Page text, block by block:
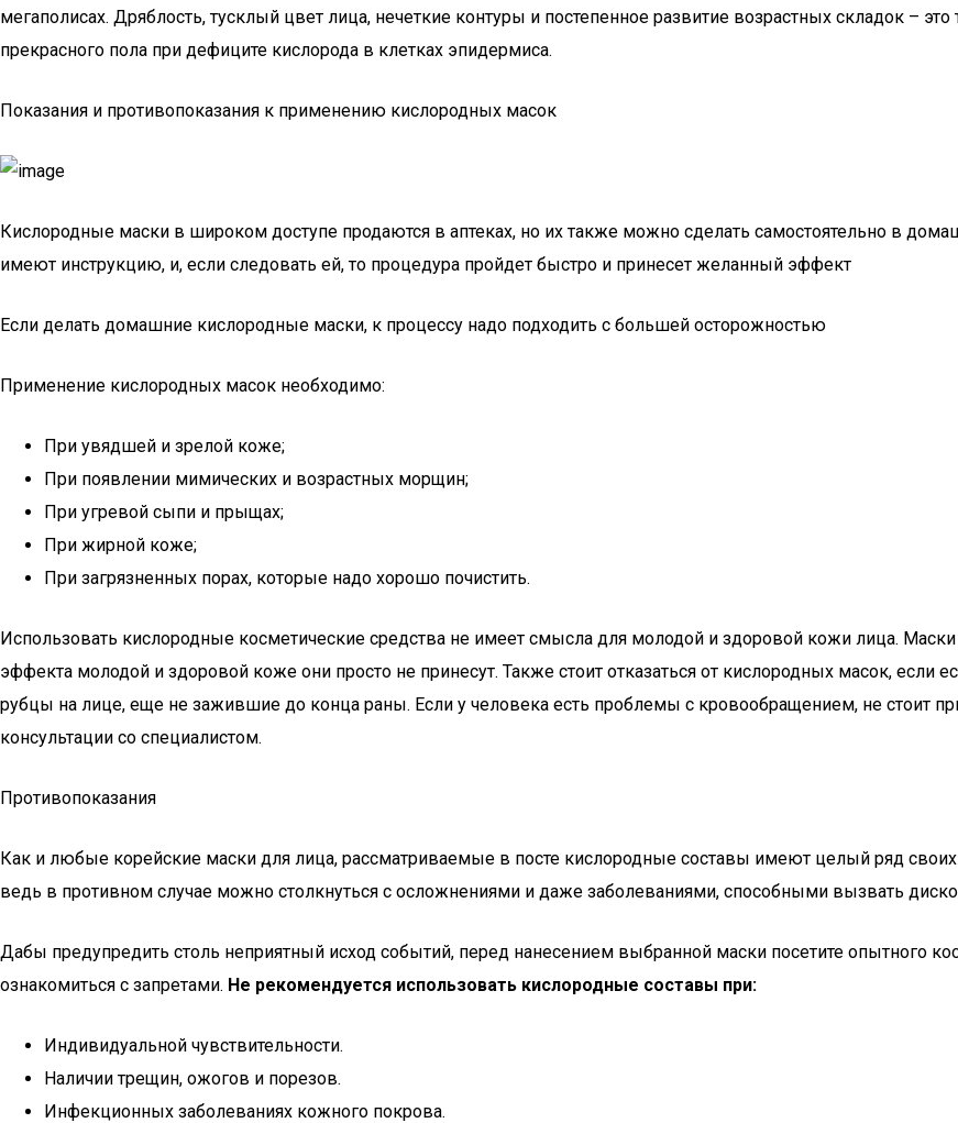
мегаполисах. Дряблость, тусклый цвет лица, нечеткие контуры и постепенное развитие возрастных складок –
прекрасного пола при дефиците кислорода в клетках эпидермиса.
Показания и противопоказания к применению кислородных масок
Кислородные маски в широком доступе продаются в аптеках, но их также можно сделать самостоятельно в
имеют инструкцию, и, если следовать ей, то процедура пройдет быстро и принесет желанный эффект
Если делать домашние кислородные маски, к процессу надо подходить с большей осторожностью
Применение кислородных масок необходимо:
При увядшей и зрелой коже;
При появлении мимических и возрастных морщин;
При угревой сыпи и прыщах;
При жирной коже;
При загрязненных порах, которые надо хорошо почистить.
Использовать кислородные косметические средства не имеет смысла для молодой и здоровой кожи лица.
эффекта молодой и здоровой коже они просто не принесут. Также стоит отказаться от кислородных масок,
рубцы на лице, еще не зажившие до конца раны. Если у человека есть проблемы с кровообращением, не стоит
консультации со специалистом.
Противопоказания
Как и любые корейские маски для лица, рассматриваемые в посте кислородные составы имеют целый ряд
ведь в противном случае можно столкнуться с осложнениями и даже заболеваниями, способными вызвать
Дабы предупредить столь неприятный исход событий, перед нанесением выбранной маски посетите опытного
ознакомиться с запретами. Не рекомендуется использовать кислородные составы при:
Индивидуальной чувствительности.
Наличии трещин, ожогов и порезов.
Инфекционных заболеваниях кожного покрова.